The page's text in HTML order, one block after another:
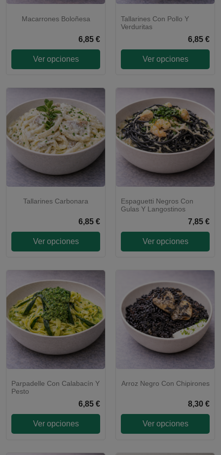
Macarrones Boloñesa
6,85 €
Ver opciones
Tallarines Con Pollo Y
Verduritas
6,85 €
Ver opciones
Tallarines Carbonara
6,85 €
Ver opciones
Espaguetti Negros Con
Gulas Y Langostinos
7,85 €
Ver opciones
Parpadelle Con Calabacín Y
Pesto
6,85 €
Ver opciones
Arroz Negro Con Chipirones
8,30 €
Ver opciones